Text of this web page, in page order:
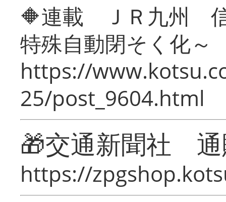
🔶連載 ＪＲ九州 信
特殊自動閉そく化～
https://
25/post_9604.html
🎁交通新聞社
https://